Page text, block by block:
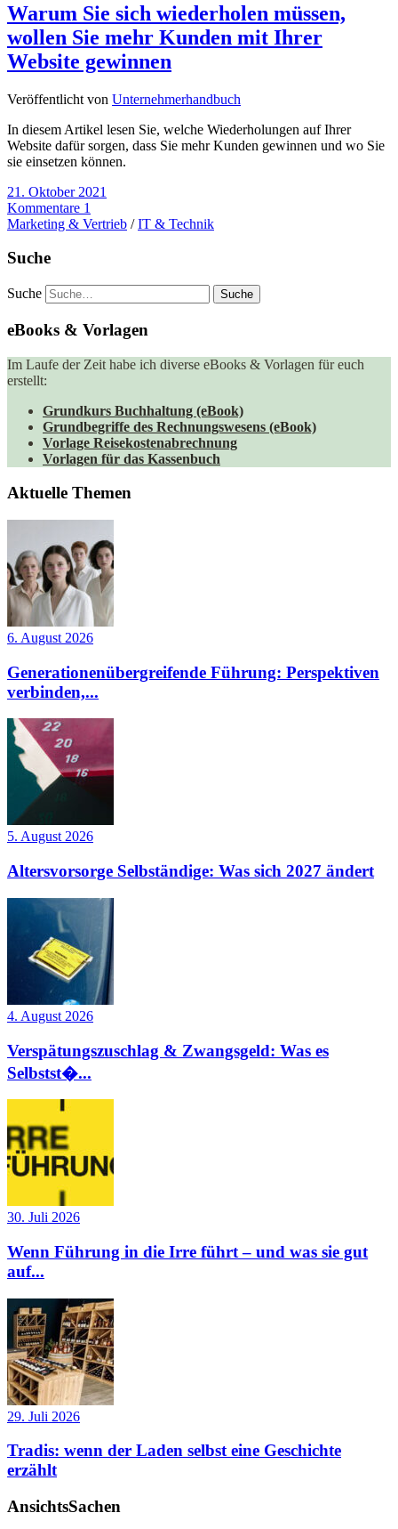
Warum Sie sich wiederholen müssen,
wollen Sie mehr Kunden mit Ihrer
Website gewinnen
Veröffentlicht von Unternehmerhandbuch
In diesem Artikel lesen Sie, welche Wiederholungen auf Ihrer
Website dafür sorgen, dass Sie mehr Kunden gewinnen und wo Sie
sie einsetzen können.
21. Oktober 2021
Kommentare 1
Marketing & Vertrieb /IT & Technik
Suche
Suche
eBooks & Vorlagen
Im Laufe der Zeit habe ich diverse eBooks & Vorlagen für euch
erstellt:
Grundkurs Buchhaltung (eBook)
Grundbegriffe des Rechnungswesens (eBook)
Vorlage Reisekostenabrechnung
Vorlagen für das Kassenbuch
Aktuelle Themen
6. August 2026
Generationenübergreifende Führung: Perspektiven
verbinden,...
5. August 2026
Altersvorsorge Selbständige: Was sich 2027 ändert
4. August 2026
Verspätungszuschlag & Zwangsgeld: Was es
Selbstst�...
30. Juli 2026
Wenn Führung in die Irre führt – und was sie gut
auf...
29. Juli 2026
Tradis: wenn der Laden selbst eine Geschichte
erzählt
AnsichtsSachen